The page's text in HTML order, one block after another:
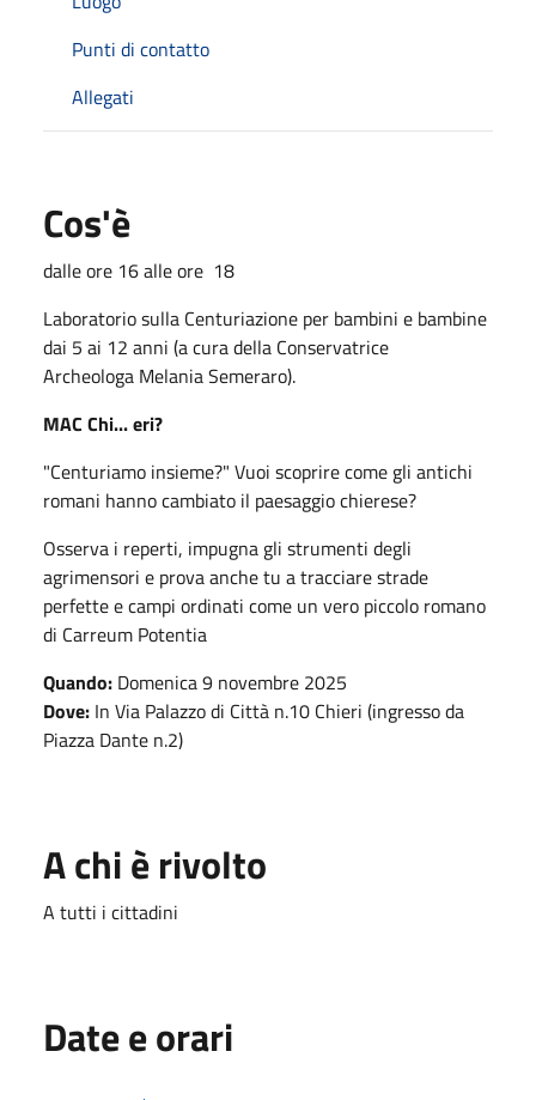
Punti di contatto
Allegati
Cos'è
dalle ore 16 alle ore 18
Laboratorio sulla Centuriazione per bambini e bambine
dai 5 ai 12 anni (a cura della Conservatrice
Archeologa Melania Semeraro).
MAC Chi... eri?
"Centuriamo insieme?" Vuoi scoprire come gli antichi
romani hanno cambiato il paesaggio chierese?
Osserva i reperti, impugna gli strumenti degli
agrimensori e prova anche tu a tracciare strade
perfette e campi ordinati come un vero piccolo romano
di Carreum Potentia
Quando: Domenica 9 novembre 2025
Dove: In Via Palazzo di Città n.10 Chieri (ingresso da
Piazza Dante n.2)
A chi è rivolto
A tutti i cittadini
Date e orari